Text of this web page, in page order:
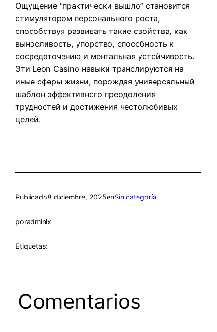
Ощущение “практически вышло” становится
стимулятором персонального роста,
способствуя развивать такие свойства, как
выносливость, упорство, способность к
сосредоточению и ментальная устойчивость.
Эти Leon Casino навыки транслируются на
иные сферы жизни, порождая универсальный
шаблон эффективного преодоления
трудностей и достижения честолюбивых
целей.
Publicado8 diciembre, 2025enSin categoría
poradmlnlx
Etiquetas:
Comentarios